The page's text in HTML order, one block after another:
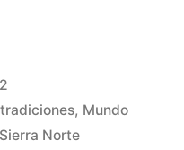
, Mundo
Norte